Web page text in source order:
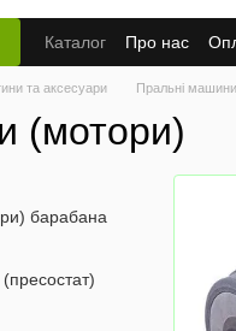
Каталог Про нас
та аксесуари Пральні машини
(мотори)
барабана